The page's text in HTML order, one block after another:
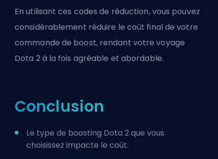
En utilisant ces codes de réduction, vous pouvez
considérablement réduire le coût final de votre
commande de boost, rendant votre voyage
Dota 2 à la fois agréable et abordable.
Conclusion
Le type de boosting Dota 2 que vous
choisissez impacte le coût.